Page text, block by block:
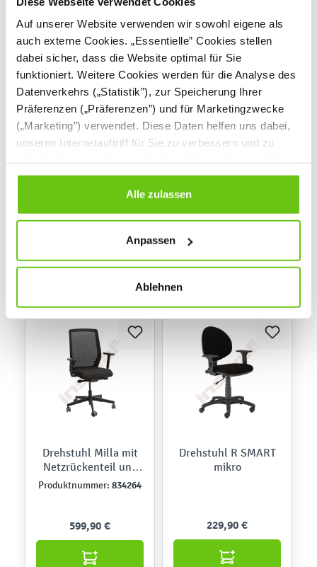
Auf unserer Website verwenden wir sowohl eigene als
auch externe Cookies. „Essentielle” Cookies stellen
dabei sicher, dass die Website optimal für Sie
funktioniert. Weitere Cookies werden für die Analyse des
Datenverkehrs („Statistik”), zur Speicherung Ihrer
Präferenzen („Präferenzen”) und für Marketingzwecke
(„Marketing”) verwendet. Diese Daten helfen uns dabei,
unseren Internetauftriff für Sie zu verbessern und zu
Cookies Sie erlauben. Verweigern Sie Ihre Zustimmung,
wählen Sie „Alle ablehnen” – in diesem Fall werden nur
Daten verarbeitet, die für den Besuch unserer Website
jederzeit ändern, indem Sie auf die Schaltfläche unten
links klicken. Weitere Informationen zur Datennutzung
Alle zulassen
Anpassen
Ablehnen
Armlehnen
649,90 €
mit Armlehnen
239,90 €
Drehstuhl Milla mit
Netzrückenteil und
hvstb. Armlehnen
Produktnummer: 834264
599,90 €
Drehstuhl R SMART
mikro
229,90 €